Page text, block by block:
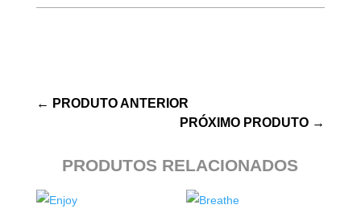
← PRODUTO ANTERIOR
PRÓXIMO PRODUTO →
PRODUTOS RELACIONADOS